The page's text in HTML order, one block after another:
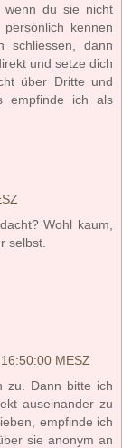
wenn du sie nicht
kennen
schliessen, dann
und setze dich
über Dritte und
empfinde ich als
Wohl kaum,
selbst.
MESZ
zu. Dann bitte ich
auseinander zu
empfinde ich
sie anonym an